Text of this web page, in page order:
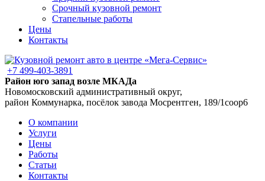
Срочный кузовной ремонт
Стапельные работы
Цены
Контакты
+7 499-403-3891
Район юго запад возле МКАДа
Новомосковский административный округ,
район Коммунарка, посёлок завода Мосрентген, 189/1соор6
О компании
Услуги
Цены
Работы
Статьи
Контакты